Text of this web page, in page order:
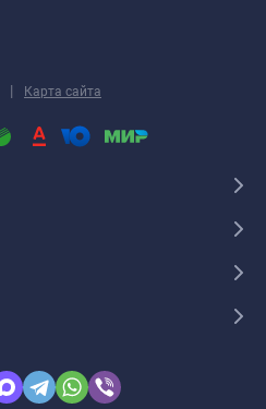
| Карта сайта